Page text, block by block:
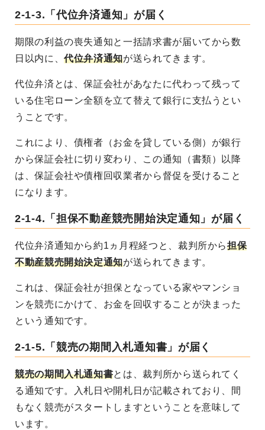
2-1-3.「代位弁済通知」が届く
期限の利益の喪失通知と一括請求書が届いてから数
日以内に、代位弁済通知が送られてきます。
代位弁済とは、保証会社があなたに代わって残って
いる住宅ローン全額を立て替えて銀行に支払うとい
うことです。
これにより、債権者（お金を貸している側）が銀行
から保証会社に切り変わり、この通知（書類）以降
は、保証会社や債権回収業者から督促を受けること
になります。
2-1-4.「担保不動産競売開始決定通知」が届く
代位弁済通知から約1ヵ月程経つと、裁判所から担保
不動産競売開始決定通知が送られてきます。
これは、保証会社が担保となっている家やマンショ
ンを競売にかけて、お金を回収することが決まった
という通知です。
2-1-5.「競売の期間入札通知書」が届く
競売の期間入札通知書とは、裁判所から送られてく
る通知です。入札日や開札日が記載されており、間
もなく競売がスタートしますということを意味して
います。